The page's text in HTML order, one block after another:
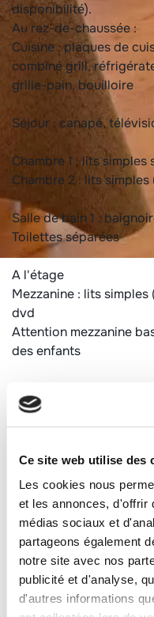
Ce site web utilise des
Les cookies nous
et les annonces, d'offrir
médias sociaux et
partageons également
notre site avec nos
publicité et d'analyse,
d'autres informations
disponibilité).
Au rez-de-chaussée :
Cuisine : plaques de
combiné grill,
grille-pain, bouilloire
Séjour : canapé,
Chambre 1 : lits
Chambre 2 : lits simples
Salle de bain 1 :
Toilettes séparées
A l'étage
Mezzanine : lits
dvd
Attention mezzanine
des enfants
Appartement équipé
double et 6 simples)
Appartement non
Casier à skis : situé
n°532
Catégorie : CLASSIQUE
Label station : 2
Numéro
73257005542SB